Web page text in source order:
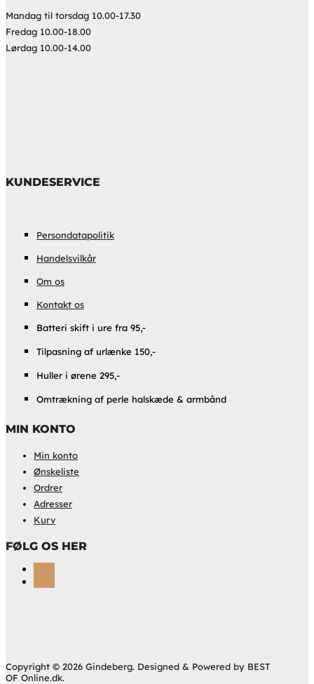
Mandag til torsdag 10.00-17.30
Fredag 10.00-18.00
Lørdag 10.00-14.00
KUNDESERVICE
Persondatapolitik
Handelsvilkår
Om os
Kontakt os
Batteri skift i ure fra 95,-
Tilpasning af urlænke 150,-
Huller i ørene 295,-
Omtrækning af perle halskæde & armbånd
MIN KONTO
Min konto
Ønskeliste
Ordrer
Adresser
Kurv
FØLG OS HER
Copyright © 2026 Gindeberg. Designed & Powered by BEST
OF Online.dk.